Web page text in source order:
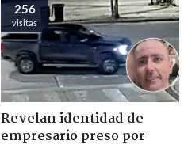
256
visitas
Revelan identidad de
empresario preso por